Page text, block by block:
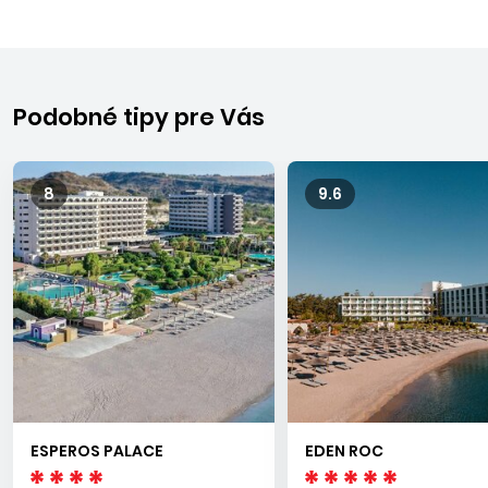
Podobné tipy pre Vás
8
ESPEROS PALACE
9.6
EDEN ROC